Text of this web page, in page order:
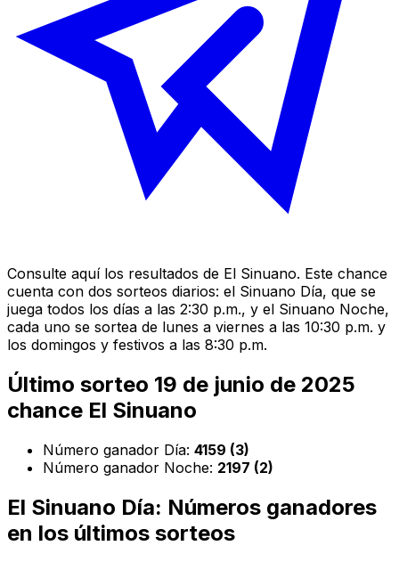
Consulte aquí los resultados de El Sinuano. Este chance
cuenta con dos sorteos diarios: el Sinuano Día, que se
juega todos los días a las 2:30 p.m., y el Sinuano Noche,
cada uno se sortea de lunes a viernes a las 10:30 p.m. y
los domingos y festivos a las 8:30 p.m.
Último sorteo 19 de junio de 2025
chance El Sinuano
Número ganador Día: 4159 (3)
Número ganador Noche: 2197 (2)
El Sinuano Día: Números ganadores
en los últimos sorteos